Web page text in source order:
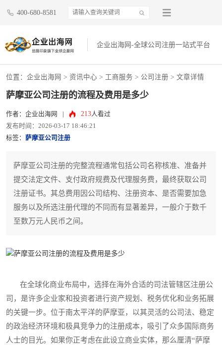
400-680-8581
企业出海网-全球公司注册一站式平台
位置： 企业出海网 > 资讯中心 > 工商服务 > 公司注册 > 文章详情
萨摩亚公司注册的流程及费用是多少
作者：企业出海网 213人看过
发布时间：2026-03-17 18:46:21
标签： 萨摩亚公司注册
萨摩亚公司注册的完整流程通常包括公司名称核准、准备并
提交法定文件、支付政府规费及代理服务费，最终获取公司
注册证书。其总费用因公司结构、注册资本、是否需要加急
服务以及所选注册代理的不同而有显著差异，一般介于数千
至数万元人民币之间。
在全球化商业布局中，选择在海外合适的司法管辖区注册公
司，是许多企业家和投资者进行资产规划、税务优化和业务拓展
的关键一步。位于南太平洋的萨摩亚，以其灵活的公司法、稳定
的政治经济环境和极具竞争力的注册成本，吸引了众多国际商务
人士的目光。如果你正考虑在此设立商业实体，那么厘清“萨摩